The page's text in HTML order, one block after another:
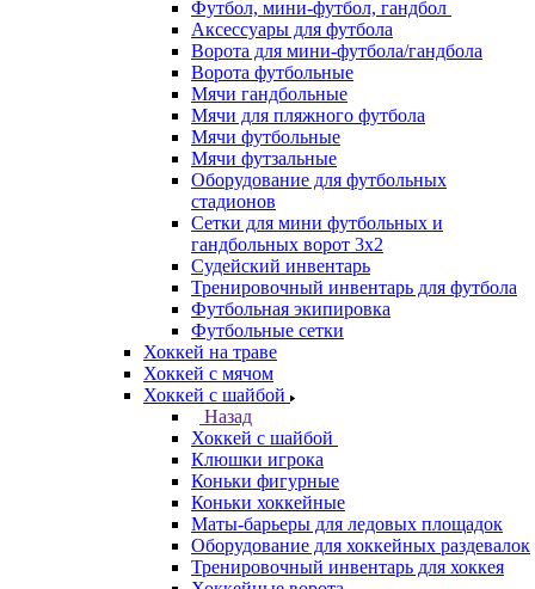
Футбол, мини-футбол, гандбол
Аксессуары для футбола
Ворота для мини-футбола/гандбола
Ворота футбольные
Мячи гандбольные
Мячи для пляжного футбола
Мячи футбольные
Мячи футзальные
Оборудование для футбольных
стадионов
Сетки для мини футбольных и
гандбольных ворот 3х2
Судейский инвентарь
Тренировочный инвентарь для футбола
Футбольная экипировка
Футбольные сетки
Хоккей на траве
Хоккей с мячом
Хоккей с шайбой
Назад
Хоккей с шайбой
Клюшки игрока
Коньки фигурные
Коньки хоккейные
Маты-барьеры для ледовых площадок
Оборудование для хоккейных раздевалок
Тренировочный инвентарь для хоккея